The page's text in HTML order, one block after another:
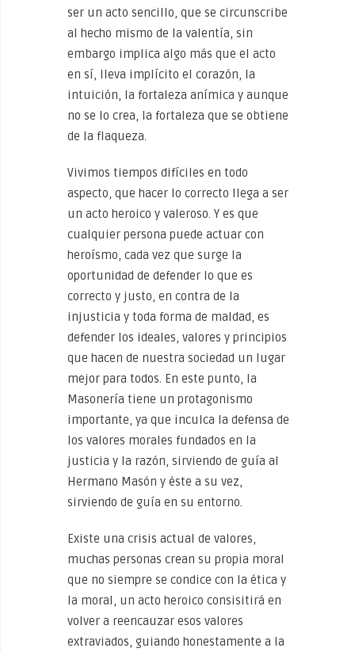
ser un acto sencillo, que se circunscribe
al hecho mismo de la valentía, sin
embargo implica algo más que el acto
en sí, lleva implícito el corazón, la
intuición, la fortaleza anímica y aunque
no se lo crea, la fortaleza que se obtiene
de la flaqueza.
Vivimos tiempos difíciles en todo
aspecto, que hacer lo correcto llega a ser
un acto heroico y valeroso. Y es que
cualquier persona puede actuar con
heroísmo, cada vez que surge la
oportunidad de defender lo que es
correcto y justo, en contra de la
injusticia y toda forma de maldad, es
defender los ideales, valores y principios
que hacen de nuestra sociedad un lugar
mejor para todos. En este punto, la
Masonería tiene un protagonismo
importante, ya que inculca la defensa de
los valores morales fundados en la
justicia y la razón, sirviendo de guía al
Hermano Masón y éste a su vez,
sirviendo de guía en su entorno.
Existe una crisis actual de valores,
muchas personas crean su propia moral
que no siempre se condice con la ética y
la moral, un acto heroico consisitirá en
volver a reencauzar esos valores
extraviados, guiando honestamente a la